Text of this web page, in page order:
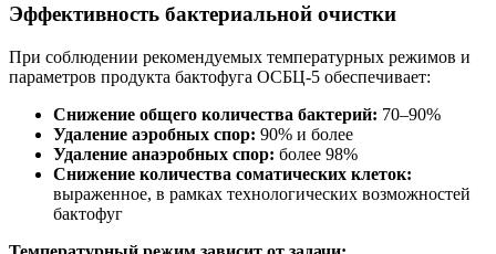
Эффективность бактериальной очистки
При соблюдении рекомендуемых температурных режимов и
параметров продукта бактофуга ОСБЦ-5 обеспечивает:
Снижение общего количества бактерий: 70–90%
Удаление аэробных спор: 90% и более
Удаление анаэробных спор: более 98%
Снижение количества соматических клеток:
выраженное, в рамках технологических возможностей
бактофуг